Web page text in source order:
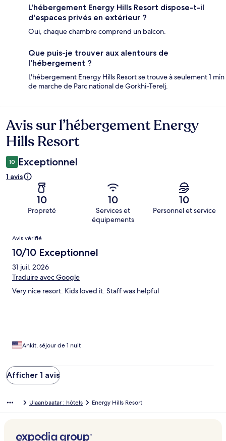
L'hébergement Energy Hills Resort dispose-t-il
d'espaces privés en extérieur ?
Oui, chaque chambre comprend un balcon.
Que puis-je trouver aux alentours de
l'hébergement ?
L'hébergement Energy Hills Resort se trouve à seulement 1 min
de marche de Parc national de Gorkhi-Terelj.
Avis
Avis sur l’hébergement Energy
Hills Resort
10 Exceptionnel
1 avis
10
Propreté
10
Services et
équipements
10
Personnel et service
Avis
Avis vérifié
10/10 Exceptionnel
31 juil. 2026
Traduire avec Google
Very nice resort. Kids loved it. Staff was helpful
Ankit, séjour de 1 nuit
Afficher 1 avis
Ulaanbaatar : hôtels Energy Hills Resort